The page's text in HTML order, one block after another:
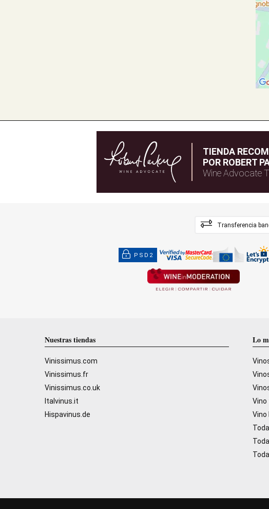
TIENDA
POR ROBERT
Wine Advocate
Transferencia
PSD2
Nuestras tiendas
Vinissimus.com
Vinissimus.fr
Vinissimus.co.uk
Italvinus.it
Hispavinus.de
Lo
Vino